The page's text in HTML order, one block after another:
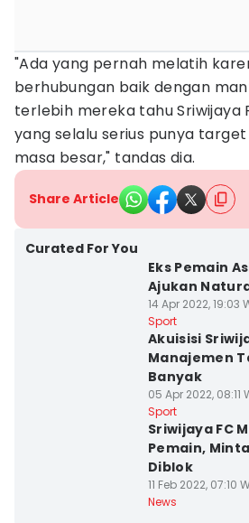
"Ada yang pernah melatih
berhubungan baik dengan
terlebih mereka tahu Sriwijaya
yang selalu serius punya
masa besar," tandas dia.
Share Article
Curated For You
Eks Pemain
Ajukan
14 Apr 2022, 19:03
Sport
Akuisisi
Manajemen
Banyak
05 Apr 2022, 08:11
Sport
Sriwijaya FC
Pemain,
Diblok
11 Feb 2022, 07:10
News